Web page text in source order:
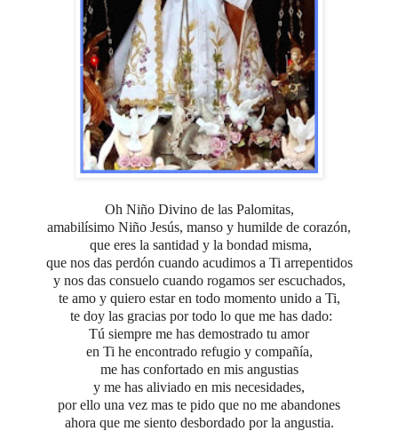
Oh Niño Divino de las Palomitas,
amabilísimo Niño Jesús, manso y humilde de corazón,
que eres la santidad y la bondad misma,
que nos das perdón cuando acudimos a Ti arrepentidos
y nos das consuelo cuando rogamos ser escuchados,
te amo y quiero estar en todo momento unido a Ti,
te doy las gracias por todo lo que me has dado:
Tú siempre me has demostrado tu amor
en Ti he encontrado refugio y compañía,
me has confortado en mis angustias
y me has aliviado en mis necesidades,
por ello una vez mas te pido que no me abandones
ahora que me siento desbordado por la angustia.